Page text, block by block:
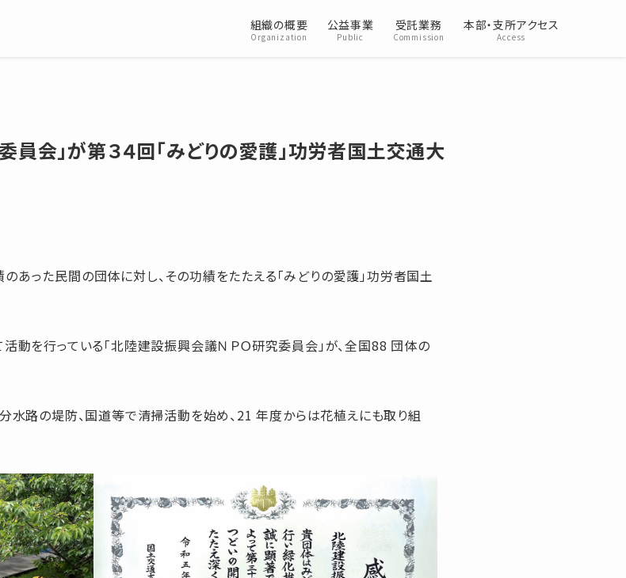
組織の概要
Organization
公益事業
Public
受託業務
Commission
本部・支所アクセス
Access
員会」が第３４回「みどりの愛護」功労者国土交通大
あった民間の団体に対し、その功績をたたえる「みどりの愛護」功労者国土
動を行っている「北陸建設振興会議ＮＰＯ研究委員会」が、全国88 団体の
路の堤防、国道等で清掃活動を始め、21 年度からは花植えにも取り組